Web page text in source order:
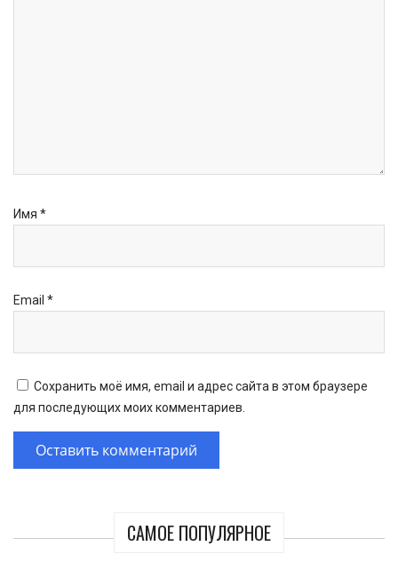
САМОЕ ПОПУЛЯРНОЕ
Имя *
Email *
Сохранить моё имя, email и адрес сайта в этом браузере
для последующих моих комментариев.